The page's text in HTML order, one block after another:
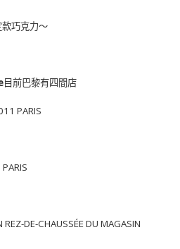
巧克力～
目前巴黎有四間店
PARIS
DE-CHAUSSÉE DU MAGASIN